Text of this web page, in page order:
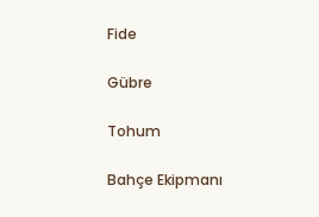
Fide
Gübre
Tohum
Bahçe Ekipmanı